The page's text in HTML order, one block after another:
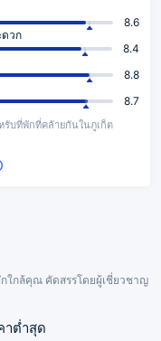
8.6
วก
8.4
8.8
8.7
รับที่พักที่คล้ายกันในภูเก็ต
ใกล้คุณ คัดสรรโดยผู้เชี่ยวชาญ
าต่ำสุด